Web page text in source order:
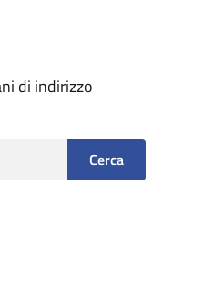
di indirizzo
Cerca